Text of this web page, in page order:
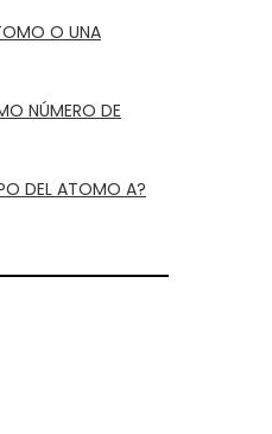
O UNA
NÚMERO DE
DEL ATOMO A?